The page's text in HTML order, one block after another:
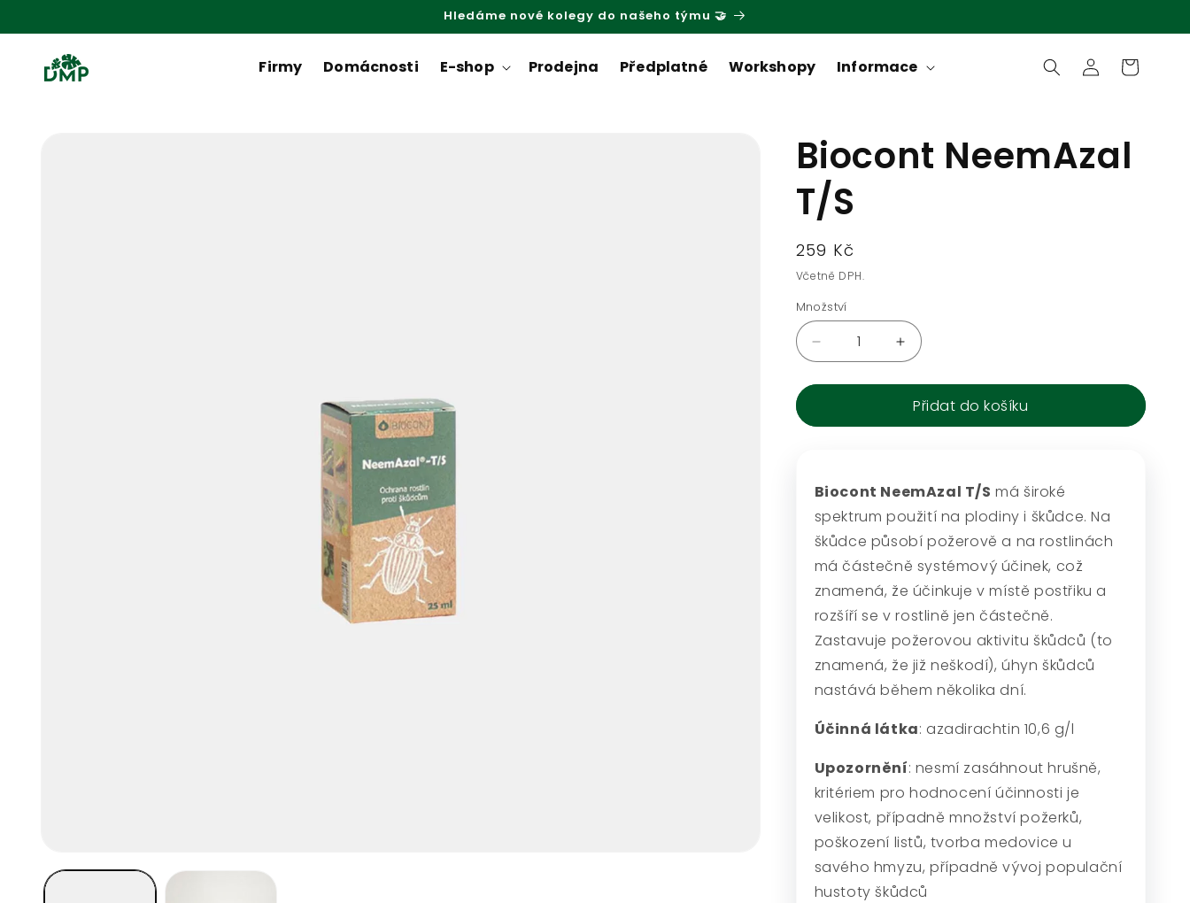
obsahu
Hledáme nové kolegy do našeho týmu 🤝
Firmy Domácnosti E-shop Prodejna Předplatné Workshopy Informace
Přihlásit
Košík
Biocont NeemAzal
T/S
Běžná
cena
259 Kč
Včetně DPH.
Množství
Množství
množství
produktu
NeemAzal
Zvýšit
množství
produktu
Biocont
NeemAzal
Přidat do košíku
Biocont NeemAzal T/S má široké
spektrum použití na plodiny i škůdce. Na
škůdce působí požerově a na rostlinách
má částečně systémový účinek, což
znamená, že účinkuje v místě postřiku a
rozšíří se v rostlině jen částečně.
Zastavuje požerovou aktivitu škůdců (to
znamená, že již neškodí), úhyn škůdců
nastává během několika dní.
Účinná látka: azadirachtin 10,6 g/l
Upozornění: nesmí zasáhnout hrušně,
kritériem pro hodnocení účinnosti je
velikost, případně množství požerků,
poškození listů, tvorba medovice u
savého hmyzu, případně vývoj populační
hustoty škůdců